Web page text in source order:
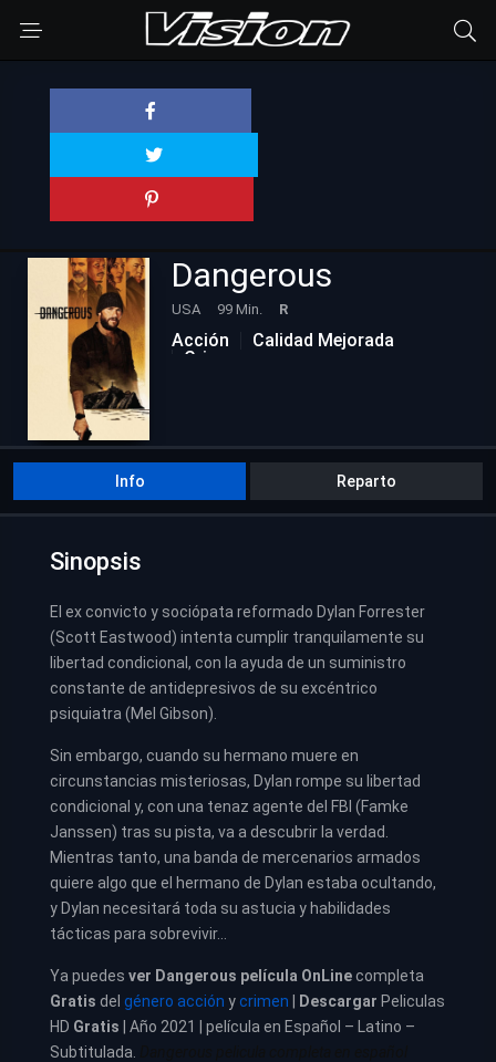
Dangerous
USA 99 Min. R
Acción
Calidad Mejorada
Crimen
Info Reparto
Sinopsis
El ex convicto y sociópata reformado Dylan Forrester
(Scott Eastwood) intenta cumplir tranquilamente su
libertad condicional, con la ayuda de un suministro
constante de antidepresivos de su excéntrico
psiquiatra (Mel Gibson).
Sin embargo, cuando su hermano muere en
circunstancias misteriosas, Dylan rompe su libertad
condicional y, con una tenaz agente del FBI (Famke
Janssen) tras su pista, va a descubrir la verdad.
Mientras tanto, una banda de mercenarios armados
quiere algo que el hermano de Dylan estaba ocultando,
y Dylan necesitará toda su astucia y habilidades
tácticas para sobrevivir…
Ya puedes ver Dangerous película OnLinecompleta
Gratis del género acción ycrimen Descargar Peliculas
HD Gratis | Año 2021 | película en Español – Latino –
Subtitulada.